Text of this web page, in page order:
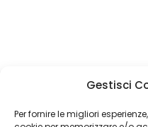
Gestisci
Per fornire le migliori
Categorie Prodotti
Filtro Prezzo